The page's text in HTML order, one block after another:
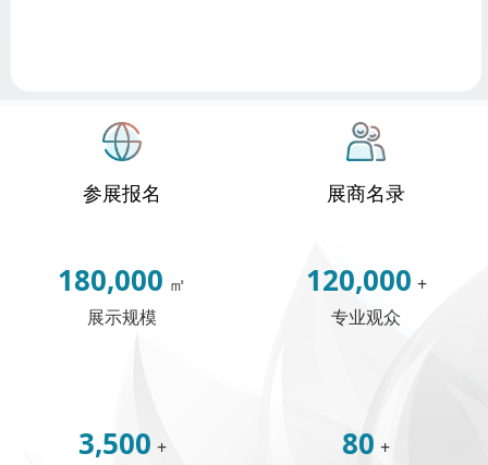
参展报名 展商名录
180,000 ㎡
展示规模
120,000 +
专业观众
3,500 +
80 +